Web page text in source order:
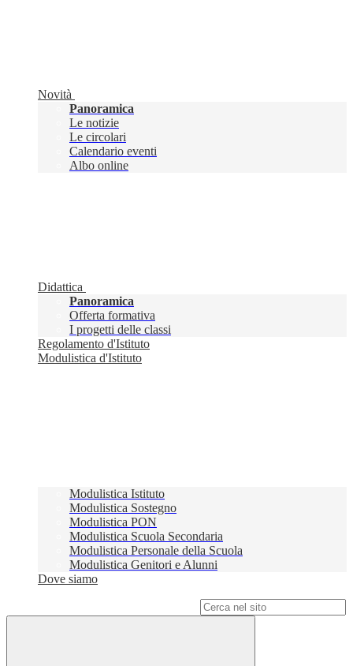
Novità
Panoramica
Le notizie
Le circolari
Calendario eventi
Albo online
Didattica
Panoramica
Offerta formativa
I progetti delle classi
Regolamento d'Istituto
Modulistica d'Istituto
Modulistica Istituto
Modulistica Sostegno
Modulistica PON
Modulistica Scuola Secondaria
Modulistica Personale della Scuola
Modulistica Genitori e Alunni
Dove siamo